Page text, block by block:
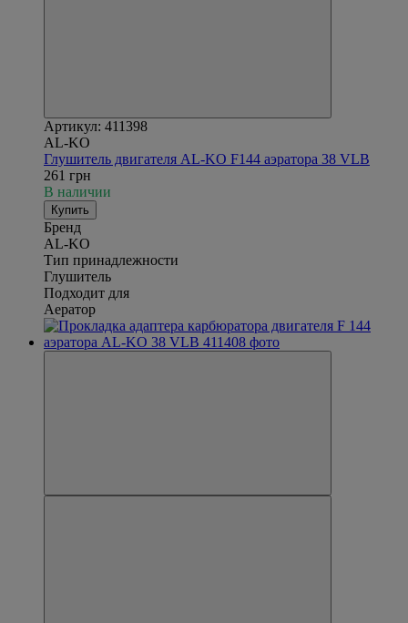
Артикул: 411398
AL-KO
Глушитель двигателя AL-KO F144 аэратора 38 VLB
261 грн
В наличии
Купить
Бренд
AL-KO
Тип принадлежности
Глушитель
Подходит для
Аератор